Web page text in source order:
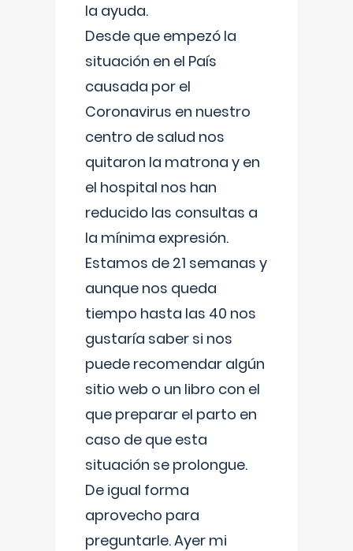
la ayuda.
Desde que empezó la
situación en el País
causada por el
Coronavirus en nuestro
centro de salud nos
quitaron la matrona y en
el hospital nos han
reducido las consultas a
la mínima expresión.
Estamos de 21 semanas y
aunque nos queda
tiempo hasta las 40 nos
gustaría saber si nos
puede recomendar algún
sitio web o un libro con el
que preparar el parto en
caso de que esta
situación se prolongue.
De igual forma
aprovecho para
preguntarle. Ayer mi